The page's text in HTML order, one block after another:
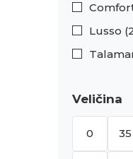
Lusso
Veličina
0 35